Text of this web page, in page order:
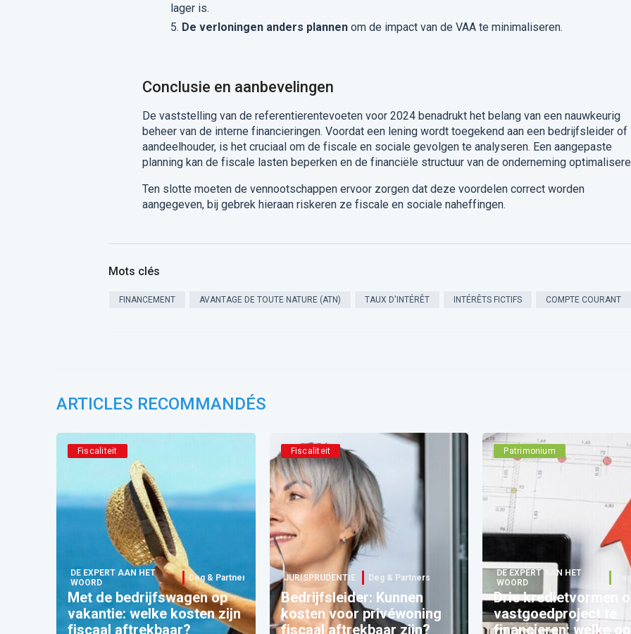
lager is.
De verloningen anders plannenom de impact van de VAA te minimaliseren.
Conclusie en aanbevelingen
De vaststelling van de referentierentevoeten voor 2024 benadrukt het belang van een nauwkeurig
beheer van de interne financieringen. Voordat een lening wordt toegekend aan een bedrijfsleider of
aandeelhouder, is het cruciaal om de fiscale en sociale gevolgen te analyseren. Een aangepaste
planning kan de fiscale lasten beperken en de financiële structuur van de onderneming
Ten slotte moeten de vennootschappen ervoor zorgen dat deze voordelen correct worden
aangegeven, bij gebrek hieraan riskeren ze fiscale en sociale naheffingen.
Mots clés
FINANCEMENT AVANTAGE DE TOUTE NATURE (ATN) TAUX D'INTÉRÊT INTÉRÊTS FICTIFS COMPTE COURANT
ARTICLES RECOMMANDÉS
Fiscaliteit
DE EXPERT AAN HET
WOORD
Deg & Partners
Met de bedrijfswagen op
vakantie: welke kosten zijn
fiscaal aftrekbaar?
Fiscaliteit
JURISPRUDENTIE Deg & Partners
Bedrijfsleider: Kunnen
kosten voor privéwoning
fiscaal aftrekbaar zijn?
Patrimonium
DE EXPERT AAN HET
WOORD
Drie kredietvormen
vastgoedproject te
financieren: welke